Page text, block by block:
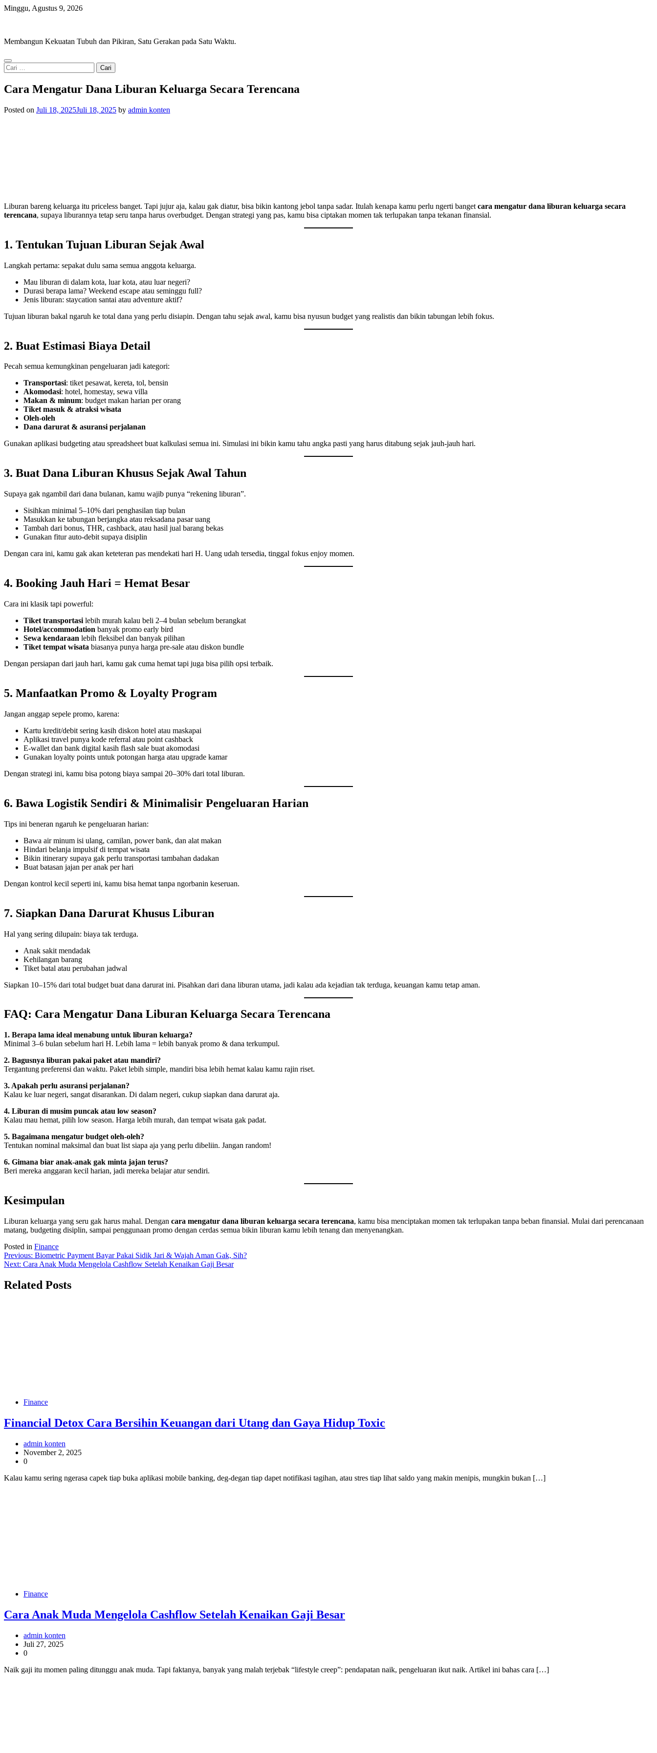
Skip
Minggu, Agustus 9, 2026
Membangun Kekuatan Tubuh dan Pikiran, Satu Gerakan pada Satu Waktu.
Cari
untuk:
Cara Mengatur Dana Liburan Keluarga Secara Terencana
Posted on Juli 18, 2025Juli 18, 2025 by admin konten
Liburan bareng keluarga itu priceless banget. Tapi jujur aja, kalau gak diatur, bisa bikin kantong jebol tanpa sadar. Itulah kenapa kamu perlu ngerti banget cara mengatur dana liburan keluarga secara
terencana, supaya liburannya tetap seru tanpa harus overbudget. Dengan strategi yang pas, kamu bisa ciptakan momen tak terlupakan tanpa tekanan finansial.
1. Tentukan Tujuan Liburan Sejak Awal
Langkah pertama: sepakat dulu sama semua anggota keluarga.
Mau liburan di dalam kota, luar kota, atau luar negeri?
Durasi berapa lama? Weekend escape atau seminggu full?
Jenis liburan: staycation santai atau adventure aktif?
Tujuan liburan bakal ngaruh ke total dana yang perlu disiapin. Dengan tahu sejak awal, kamu bisa nyusun budget yang realistis dan bikin tabungan lebih fokus.
2. Buat Estimasi Biaya Detail
Pecah semua kemungkinan pengeluaran jadi kategori:
Transportasi: tiket pesawat, kereta, tol, bensin
Akomodasi: hotel, homestay, sewa villa
Makan & minum: budget makan harian per orang
Tiket masuk & atraksi wisata
Oleh-oleh
Dana darurat & asuransi perjalanan
Gunakan aplikasi budgeting atau spreadsheet buat kalkulasi semua ini. Simulasi ini bikin kamu tahu angka pasti yang harus ditabung sejak jauh-jauh hari.
3. Buat Dana Liburan Khusus Sejak Awal Tahun
Supaya gak ngambil dari dana bulanan, kamu wajib punya “rekening liburan”.
Sisihkan minimal 5–10% dari penghasilan tiap bulan
Masukkan ke tabungan berjangka atau reksadana pasar uang
Tambah dari bonus, THR, cashback, atau hasil jual barang bekas
Gunakan fitur auto-debit supaya disiplin
Dengan cara ini, kamu gak akan keteteran pas mendekati hari H. Uang udah tersedia, tinggal fokus enjoy momen.
4. Booking Jauh Hari = Hemat Besar
Cara ini klasik tapi powerful:
Tiket transportasi lebih murah kalau beli 2–4 bulan sebelum berangkat
Hotel/accommodation banyak promo early bird
Sewa kendaraan lebih fleksibel dan banyak pilihan
Tiket tempat wisata biasanya punya harga pre-sale atau diskon bundle
Dengan persiapan dari jauh hari, kamu gak cuma hemat tapi juga bisa pilih opsi terbaik.
5. Manfaatkan Promo & Loyalty Program
Jangan anggap sepele promo, karena:
Kartu kredit/debit sering kasih diskon hotel atau maskapai
Aplikasi travel punya kode referral atau point cashback
E-wallet dan bank digital kasih flash sale buat akomodasi
Gunakan loyalty points untuk potongan harga atau upgrade kamar
Dengan strategi ini, kamu bisa potong biaya sampai 20–30% dari total liburan.
6. Bawa Logistik Sendiri & Minimalisir Pengeluaran Harian
Tips ini beneran ngaruh ke pengeluaran harian:
Bawa air minum isi ulang, camilan, power bank, dan alat makan
Hindari belanja impulsif di tempat wisata
Bikin itinerary supaya gak perlu transportasi tambahan dadakan
Buat batasan jajan per anak per hari
Dengan kontrol kecil seperti ini, kamu bisa hemat tanpa ngorbanin keseruan.
7. Siapkan Dana Darurat Khusus Liburan
Hal yang sering dilupain: biaya tak terduga.
Anak sakit mendadak
Kehilangan barang
Tiket batal atau perubahan jadwal
Siapkan 10–15% dari total budget buat dana darurat ini. Pisahkan dari dana liburan utama, jadi kalau ada kejadian tak terduga, keuangan kamu tetap aman.
FAQ: Cara Mengatur Dana Liburan Keluarga Secara Terencana
1. Berapa lama ideal menabung untuk liburan keluarga?
Minimal 3–6 bulan sebelum hari H. Lebih lama = lebih banyak promo & dana terkumpul.
2. Bagusnya liburan pakai paket atau mandiri?
Tergantung preferensi dan waktu. Paket lebih simple, mandiri bisa lebih hemat kalau kamu rajin riset.
3. Apakah perlu asuransi perjalanan?
Kalau ke luar negeri, sangat disarankan. Di dalam negeri, cukup siapkan dana darurat aja.
4. Liburan di musim puncak atau low season?
Kalau mau hemat, pilih low season. Harga lebih murah, dan tempat wisata gak padat.
5. Bagaimana mengatur budget oleh-oleh?
Tentukan nominal maksimal dan buat list siapa aja yang perlu dibeliin. Jangan random!
6. Gimana biar anak-anak gak minta jajan terus?
Beri mereka anggaran kecil harian, jadi mereka belajar atur sendiri.
Kesimpulan
Liburan keluarga yang seru gak harus mahal. Dengan cara mengatur dana liburan keluarga secara terencana, kamu bisa menciptakan momen tak terlupakan tanpa beban finansial. Mulai dari perencanaan
matang, budgeting disiplin, sampai penggunaan promo dengan cerdas semua bikin liburan kamu lebih tenang dan menyenangkan.
Posted in Finance
Navigasi
pos
Previous: Biometric Payment Bayar Pakai Sidik Jari & Wajah Aman Gak, Sih?
Next: Cara Anak Muda Mengelola Cashflow Setelah Kenaikan Gaji Besar
Related Posts
Finance
Financial Detox Cara Bersihin Keuangan dari Utang dan Gaya Hidup Toxic
admin konten
November 2, 2025
0
Kalau kamu sering ngerasa capek tiap buka aplikasi mobile banking, deg-degan tiap dapet notifikasi tagihan, atau stres tiap lihat saldo yang makin menipis, mungkin bukan […]
Finance
Cara Anak Muda Mengelola Cashflow Setelah Kenaikan Gaji Besar
admin konten
Juli 27, 2025
0
Naik gaji itu momen paling ditunggu anak muda. Tapi faktanya, banyak yang malah terjebak “lifestyle creep”: pendapatan naik, pengeluaran ikut naik. Artikel ini bahas cara […]